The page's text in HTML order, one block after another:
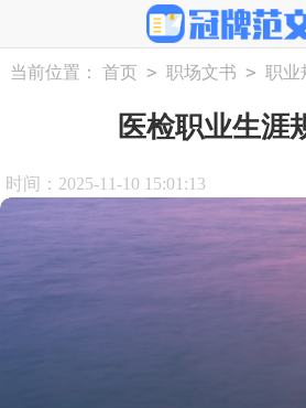
当前位置： 首页 > 职场文书 > 职业
医检职业生涯
时间：2025-11-10 15:01:13